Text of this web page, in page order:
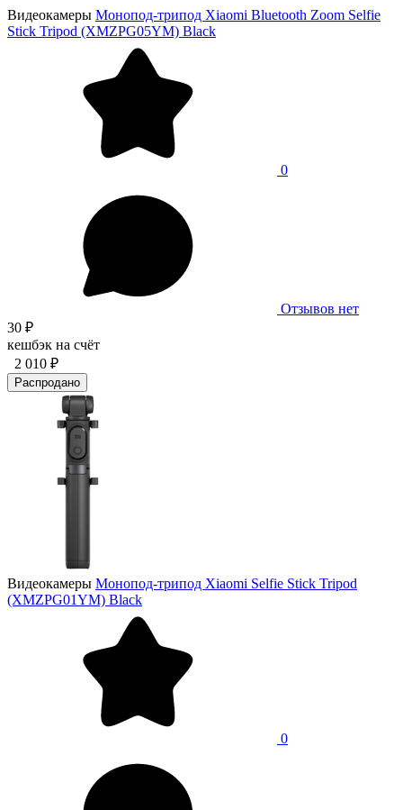
Видеокамеры Монопод-трипод Xiaomi Bluetooth Zoom Selfie
Stick Tripod (XMZPG05YM) Black
0
Отзывов нет
30 ₽
кешбэк на счёт
2 010 ₽
Распродано
Видеокамеры Монопод-трипод Xiaomi Selfie Stick Tripod
(XMZPG01YM) Black
0